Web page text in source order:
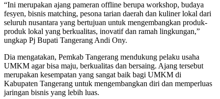
“Ini merupakan ajang pameran offline berupa workshop, budaya
fesyen, bisnis matching, pesona tarian daerah dan kuliner lokal dari
seluruh nusantara yang bertujuan untuk mengembangkan produk-
produk lokal yang berkualitas, inovatif dan ramah lingkungan,”
ungkap Pj Bupati Tangerang Andi Ony.
Dia mengatakan, Pemkab Tangerang mendukung pelaku usaha
UMKM agar bisa maju, berkualitas dan bersaing. Ajang tersebut
merupakan kesempatan yang sangat baik bagi UMKM di
Kabupaten Tangerang untuk mengembangkan diri dan memperluas
jaringan bisnis yang lebih luas.